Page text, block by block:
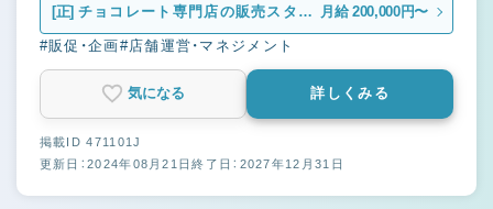
[正] チョコレート専門店の販売スタッ
フ
月給 200,000円〜
#販促・企画#店舗運営・マネジメント
気になる 詳しくみる
掲載ID 471101J
更新日：2024年08月21日終了日：2027年12月31日